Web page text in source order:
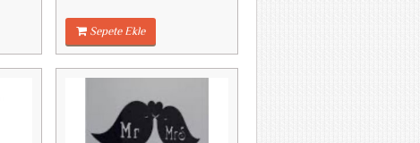
Sepete Ekle